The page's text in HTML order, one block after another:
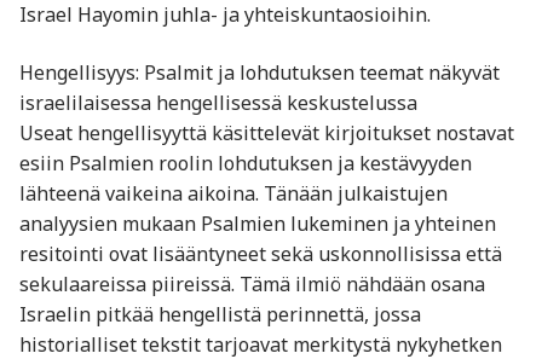
Israel Hayomin juhla- ja yhteiskuntaosioihin.
Hengellisyys: Psalmit ja lohdutuksen teemat näkyvät
israelilaisessa hengellisessä keskustelussa
Useat hengellisyyttä käsittelevät kirjoitukset nostavat
esiin Psalmien roolin lohdutuksen ja kestävyyden
lähteenä vaikeina aikoina. Tänään julkaistujen
analyysien mukaan Psalmien lukeminen ja yhteinen
resitointi ovat lisääntyneet sekä uskonnollisissa että
sekulaareissa piireissä. Tämä ilmiö nähdään osana
Israelin pitkää hengellistä perinnettä, jossa
historialliset tekstit tarjoavat merkitystä nykyhetken